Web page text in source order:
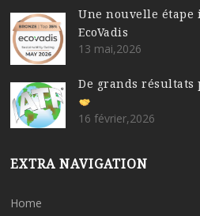
Une nouvelle étape
EcoVadis
13 mai,2026
De grands
16 février,2026
EXTRA NAVIGATION
Home